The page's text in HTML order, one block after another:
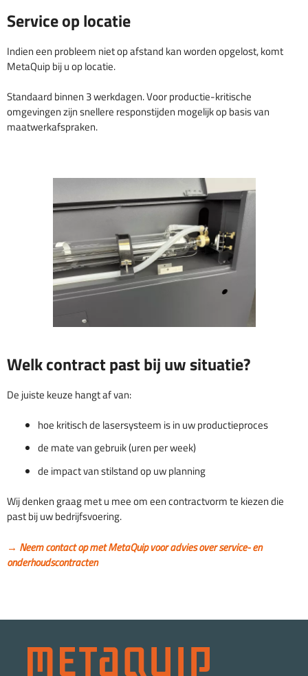
Service op locatie
Indien een probleem niet op afstand kan worden opgelost, komt
MetaQuip bij u op locatie.
Standaard binnen 3 werkdagen. Voor productie-kritische
omgevingen zijn snellere responstijden mogelijk op basis van
maatwerkafspraken.
Welk contract past bij uw situatie?
De juiste keuze hangt af van:
hoe kritisch de lasersysteem is in uw productieproces
de mate van gebruik (uren per week)
de impact van stilstand op uw planning
Wij denken graag met u mee om een contractvorm te kiezen die
past bij uw bedrijfsvoering.
→ Neem contact op met MetaQuip voor advies over service- en
onderhoudscontracten